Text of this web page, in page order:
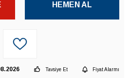
HEMEN AL
Tavsiye Et
Fiyat Alarmı